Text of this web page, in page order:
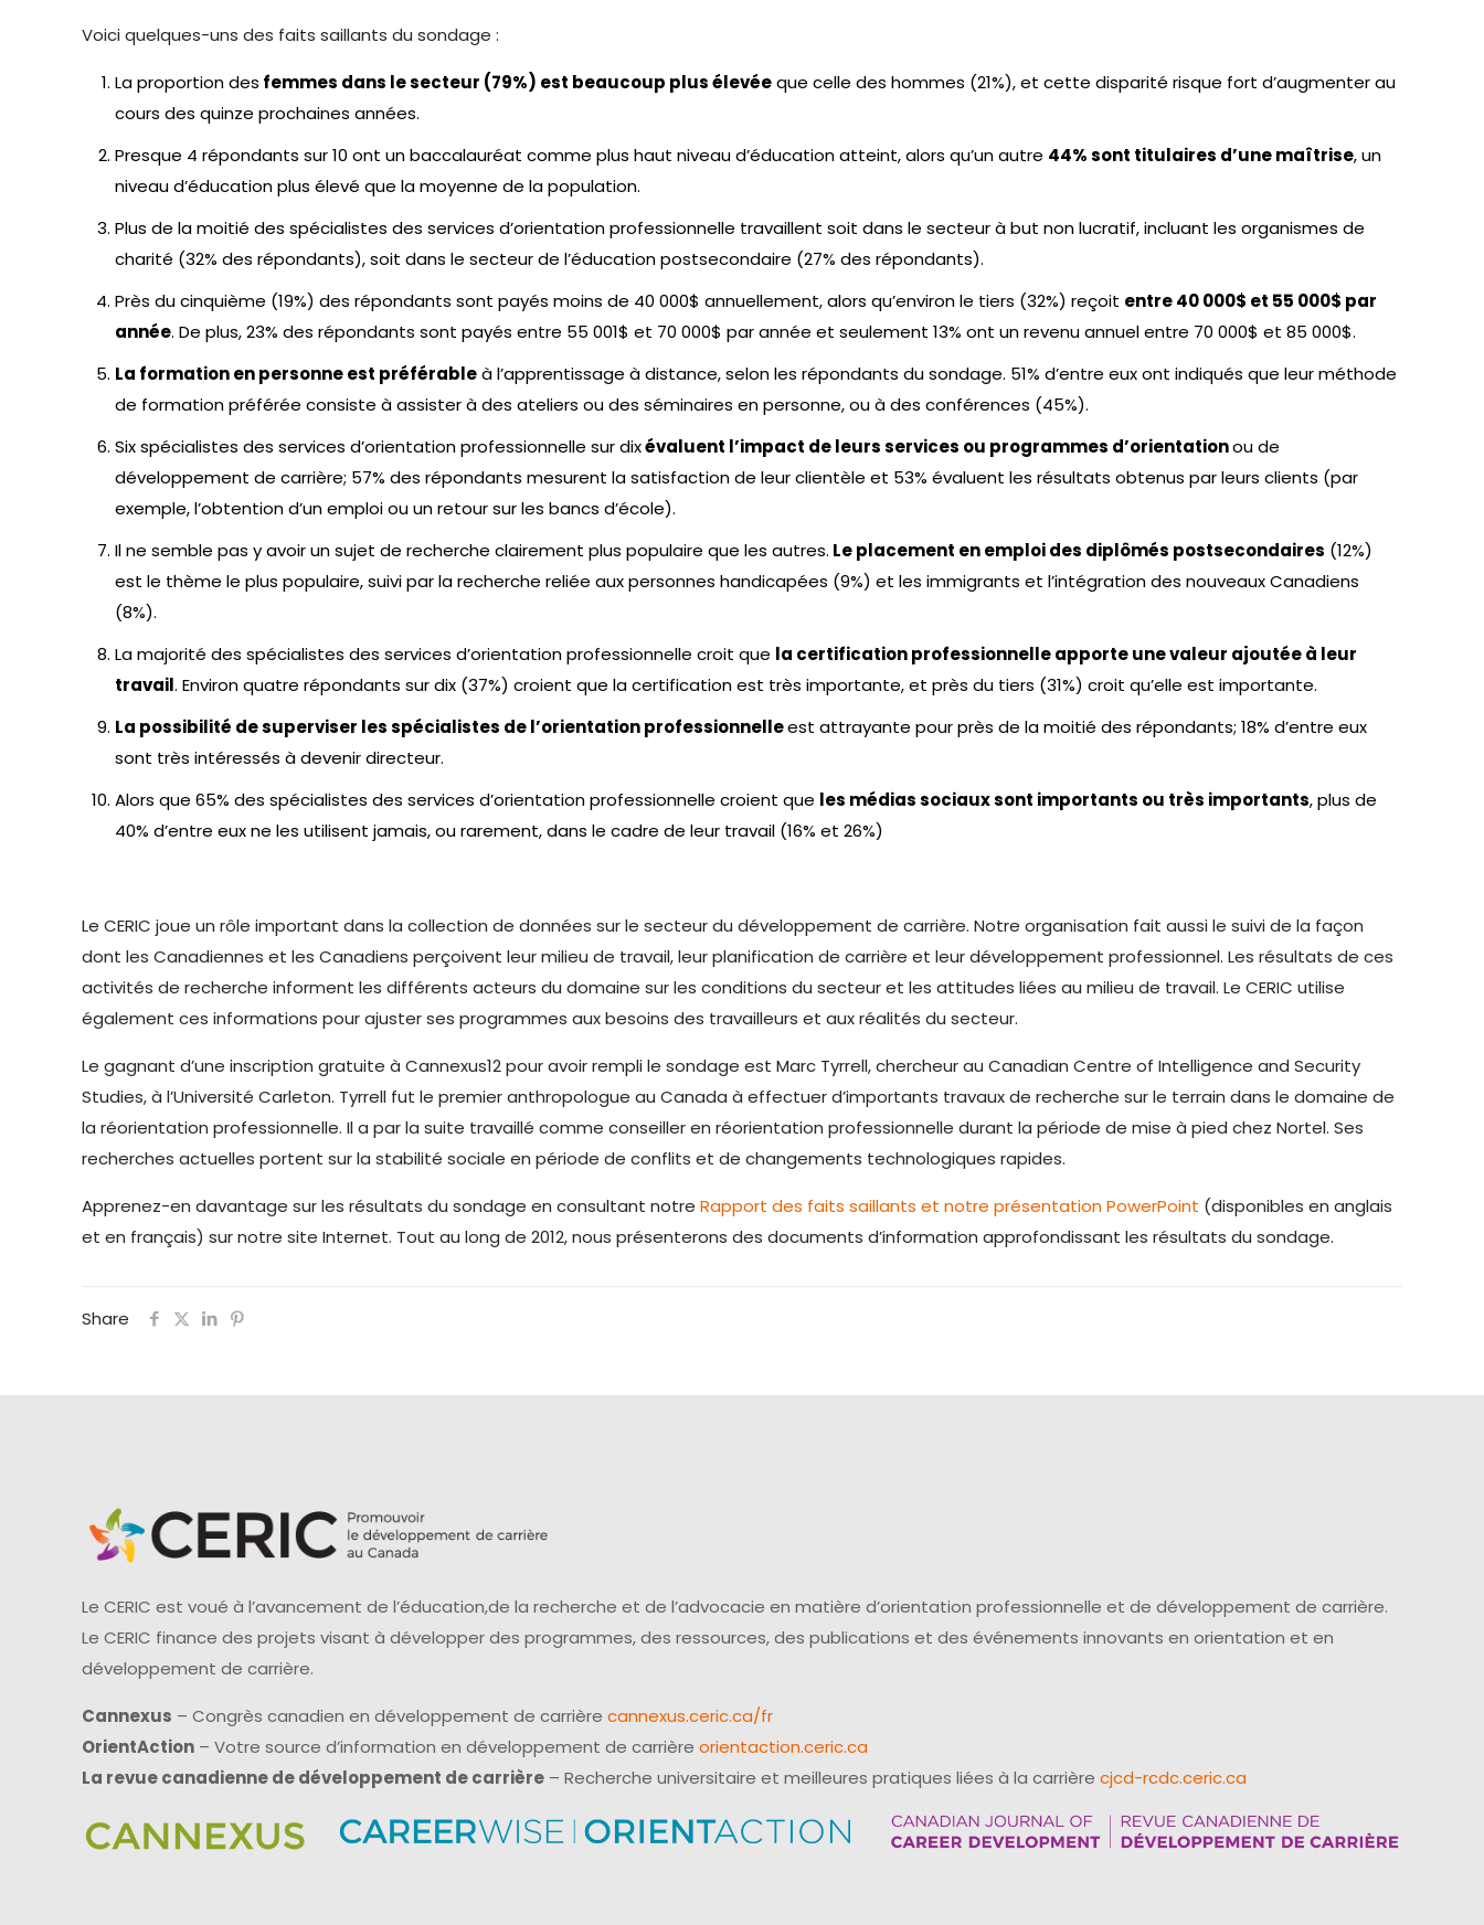
Voici quelques-uns des faits saillants du sondage :
La proportion des femmes dans le secteur (79%) est beaucoup plus élevéeque celle des hommes (21%), et cette disparité risque fort d’augmenter au
cours des quinze prochaines années.
Presque 4 répondants sur 10 ont un baccalauréat comme plus haut niveau d’éducation atteint, alors qu’un autre 44% sont titulaires d’une maîtrise, un
niveau d’éducation plus élevé que la moyenne de la population.
Plus de la moitié des spécialistes des services d’orientation professionnelle travaillent soit dans le secteur à but non lucratif, incluant les organismes de
charité (32% des répondants), soit dans le secteur de l’éducation postsecondaire (27% des répondants).
Près du cinquième (19%) des répondants sont payés moins de 40 000$ annuellement, alors qu’environ le tiers (32%) reçoit entre 40 000$ et 55 000$ par
année. De plus, 23% des répondants sont payés entre 55 001$ et 70 000$ par année et seulement 13% ont un revenu annuel entre 70 000$ et 85 000$.
La formation en personne est préférableà l’apprentissage à distance, selon les répondants du sondage. 51% d’entre eux ont indiqués que leur méthode
de formation préférée consiste à assister à des ateliers ou des séminaires en personne, ou à des conférences (45%).
Six spécialistes des services d’orientation professionnelle sur dixévaluent l’impact de leurs services ou programmes d’orientationou de
développement de carrière; 57% des répondants mesurent la satisfaction de leur clientèle et 53% évaluent les résultats obtenus par leurs clients (par
exemple, l’obtention d’un emploi ou un retour sur les bancs d’école).
Il ne semble pas y avoir un sujet de recherche clairement plus populaire que les autres. Le placement en emploi des diplômés postsecondaires (12%)
est le thème le plus populaire, suivi par la recherche reliée aux personnes handicapées (9%) et les immigrants et l’intégration des nouveaux Canadiens
(8%).
La majorité des spécialistes des services d’orientation professionnelle croit que la certification professionnelle apporte une valeur ajoutée à leur
travail. Environ quatre répondants sur dix (37%) croient que la certification est très importante, et près du tiers (31%) croit qu’elle est importante.
La possibilité de superviser les spécialistes de l’orientation professionnelleest attrayante pour près de la moitié des répondants; 18% d’entre eux
sont très intéressés à devenir directeur.
Alors que 65% des spécialistes des services d’orientation professionnelle croient que les médias sociaux sont importants ou très importants, plus de
40% d’entre eux ne les utilisent jamais, ou rarement, dans le cadre de leur travail (16% et 26%)
Le CERIC joue un rôle important dans la collection de données sur le secteur du développement de carrière. Notre organisation fait aussi le suivi de la façon
dont les Canadiennes et les Canadiens perçoivent leur milieu de travail, leur planification de carrière et leur développement professionnel. Les résultats de ces
activités de recherche informent les différents acteurs du domaine sur les conditions du secteur et les attitudes liées au milieu de travail. Le CERIC utilise
également ces informations pour ajuster ses programmes aux besoins des travailleurs et aux réalités du secteur.
Le gagnant d’une inscription gratuite à Cannexus12 pour avoir rempli le sondage est Marc Tyrrell, chercheur au Canadian Centre of Intelligence and Security
Studies, à l’Université Carleton. Tyrrell fut le premier anthropologue au Canada à effectuer d’importants travaux de recherche sur le terrain dans le domaine de
la réorientation professionnelle. Il a par la suite travaillé comme conseiller en réorientation professionnelle durant la période de mise à pied chez Nortel. Ses
recherches actuelles portent sur la stabilité sociale en période de conflits et de changements technologiques rapides.
Apprenez-en davantage sur les résultats du sondage en consultant notreRapport des faits saillants et notre présentation PowerPoint (disponibles en anglais
et en français) sur notre site Internet. Tout au long de 2012, nous présenterons des documents d’information approfondissant les résultats du sondage.
Share
Le CERIC est voué à l’avancement de l’éducation,de la recherche et de l’advocacie en matière d’orientation professionnelle et de développement de carrière.
Le CERIC finance des projets visant à développer des programmes, des ressources, des publications et des événements innovants en orientation et en
développement de carrière.
Cannexus – Congrès canadien en développement de carrière cannexus.ceric.ca/fr
OrientAction – Votre source d’information en développement de carrière orientaction.ceric.ca
La revue canadienne de développement de carrière – Recherche universitaire et meilleures pratiques liées à la carrière cjcd-rcdc.ceric.ca